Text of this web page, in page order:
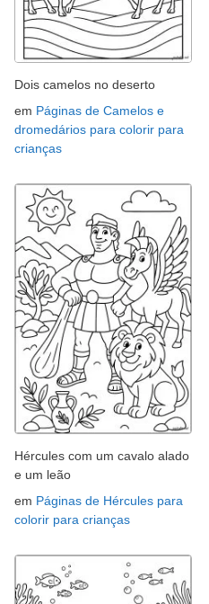
Dois camelos no deserto
em Páginas de Camelos e
dromedários para colorir para
crianças
Hércules com um cavalo alado
e um leão
em Páginas de Hércules para
colorir para crianças